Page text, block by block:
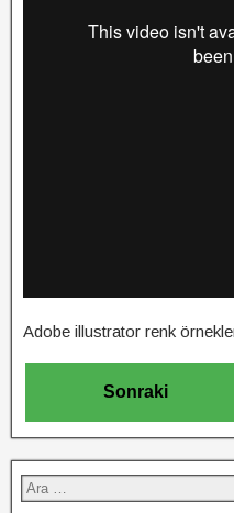
Adobe illustrator renk
Sonraki